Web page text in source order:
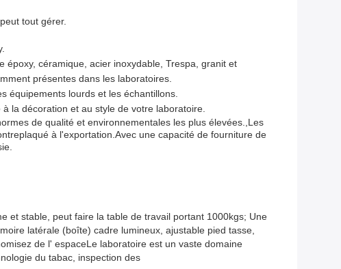
tout gérer.
époxy, céramique, acier inoxydable, Trespa, granit et
présentes dans les laboratoires.
équipements lourds et les échantillons.
la décoration et au style de votre laboratoire.
de qualité et environnementales les plus élevées.,Les
à l'exportation.Avec une capacité de fourniture de
et stable, peut faire la table de travail portant 1000kgs; Une
latérale (boîte) cadre lumineux, ajustable pied tasse,
de l' espaceLe laboratoire est un vaste domaine
du tabac, inspection des